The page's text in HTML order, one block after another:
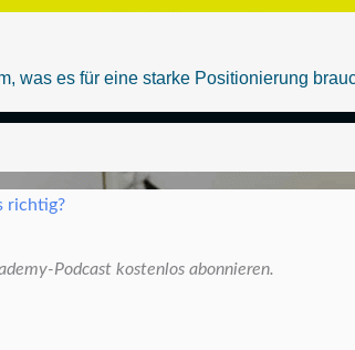
richtig?
Podcast kostenlos abonnieren.